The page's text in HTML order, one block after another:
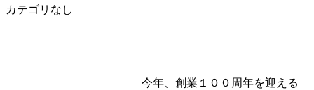
カテゴリなし
今年、創業１００周年を迎える